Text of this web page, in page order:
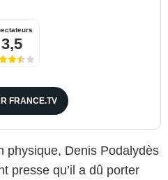
3,5
FRANCE.TV
physique, Denis Podalydès
presse qu’il a dû porter